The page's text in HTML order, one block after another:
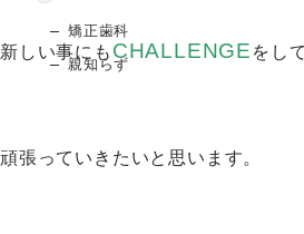
矯正歯科
親知らず
新しい事にも CHALLENGE をし
頑張っていきたいと思います。